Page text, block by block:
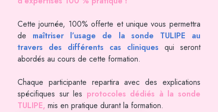
Cette journée, 100% offerte et unique vous permettra
de
maîtriser l’usage de la sonde TULIPE au
travers des différents cas cliniques qui seront
abordés au cours de cette formation.
Chaque participante repartira avec des explications
spécifiques sur les protocoles dédiés à la sonde
TULIPE, mis en pratique durant la formation.